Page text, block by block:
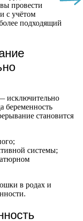
провести
с учётом
подходящий
исключительно
беременность
становится
системы;
в родах и